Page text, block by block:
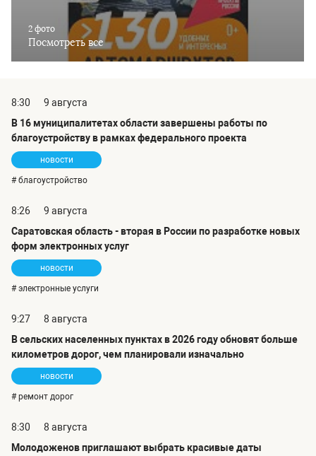
2 фото
Посмотреть все
8:30
9 августа
В 16 муниципалитетах области завершены работы по
благоустройству в рамках федерального проекта
новости
# благоустройство
8:26
9 августа
Саратовская область - вторая в России по разработке новых
форм электронных услуг
новости
# электронные услуги
9:27
8 августа
В сельских населенных пунктах в 2026 году обновят больше
километров дорог, чем планировали изначально
новости
# ремонт дорог
8:30
8 августа
Молодоженов приглашают выбрать красивые даты